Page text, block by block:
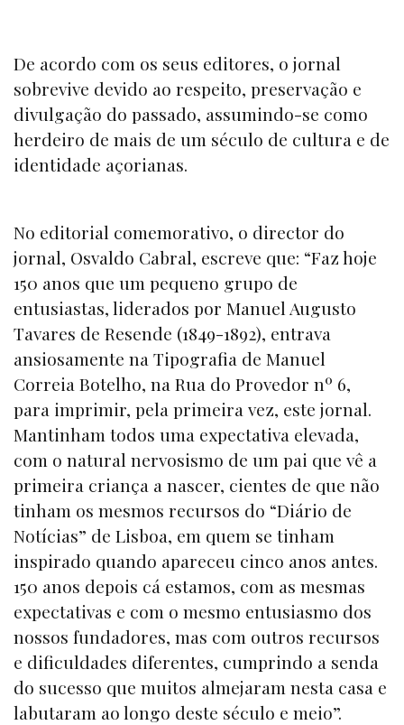
De acordo com os seus editores, o jornal
sobrevive devido ao respeito, preservação e
divulgação do passado, assumindo-se como
herdeiro de mais de um século de cultura e de
identidade açorianas.
No editorial comemorativo, o director do
jornal, Osvaldo Cabral, escreve que: “Faz hoje
150 anos que um pequeno grupo de
entusiastas, liderados por Manuel Augusto
Tavares de Resende (1849-1892), entrava
ansiosamente na Tipografia de Manuel
Correia Botelho, na Rua do Provedor nº 6,
para imprimir, pela primeira vez, este jornal.
Mantinham todos uma expectativa elevada,
com o natural nervosismo de um pai que vê a
primeira criança a nascer, cientes de que não
tinham os mesmos recursos do “Diário de
Notícias” de Lisboa, em quem se tinham
inspirado quando apareceu cinco anos antes.
150 anos depois cá estamos, com as mesmas
expectativas e com o mesmo entusiasmo dos
nossos fundadores, mas com outros recursos
e dificuldades diferentes, cumprindo a senda
do sucesso que muitos almejaram nesta casa e
labutaram ao longo deste século e meio”.